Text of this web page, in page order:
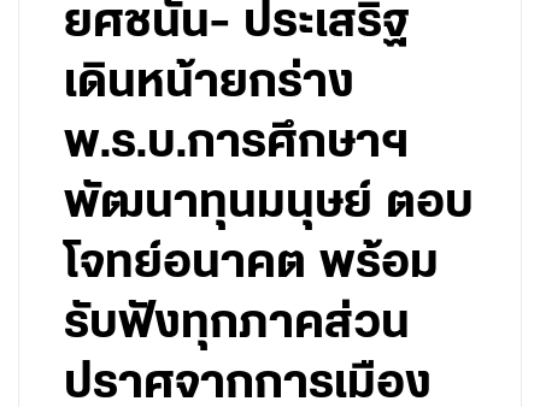
ยศชนัน- ประเสริฐ
เดินหน้ายกร่าง
พ.ร.บ.การศึกษาฯ
พัฒนาทุนมนุษย์ ตอบ
โจทย์อนาคต พร้อม
รับฟังทุกภาคส่วน
ปราศจากการเมือง